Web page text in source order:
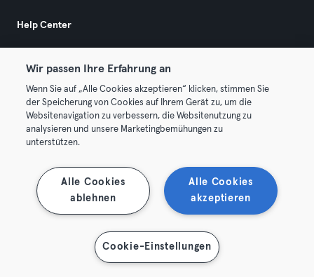
Help Center
© 2026 Urban Sports Group GmbH. All rights reserved.
AGB Datenschutz
Vertrag hier kündigen Hier Verträge widerrufen
Wir passen Ihre Erfahrung an
Wenn Sie auf „Alle Cookies akzeptieren“ klicken, stimmen Sie
der Speicherung von Cookies auf Ihrem Gerät zu, um die
Websitenavigation zu verbessern, die Websitenutzung zu
analysieren und unsere Marketingbemühungen zu
unterstützen.
Alle Cookies
akzeptieren
Alle Cookies
ablehnen
Cookie-Einstellungen